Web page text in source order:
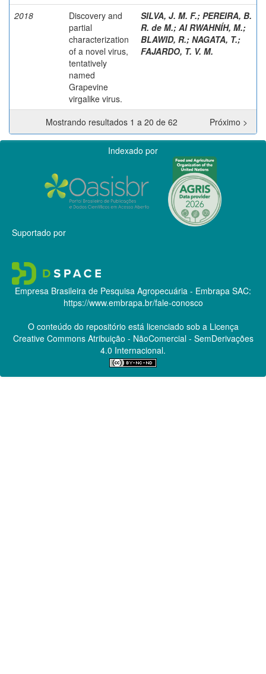
2018
Discovery and
partial
characterization
of a novel virus,
tentatively
named
Grapevine
virgalike virus.
SILVA, J. M. F.; PEREIRA, B.
R. de M.; AI RWAHNÍH, M.;
BLAWID, R.; NAGATA, T.;
FAJARDO, T. V. M.
Mostrando resultados 1 a 20 de 62 Próximo >
Indexado por
Suportado por
Empresa Brasileira de Pesquisa Agropecuária - Embrapa SAC:
https://www.embrapa.br/fale-conosco
O conteúdo do repositório está licenciado sob a Licença
Creative CommonsAtribuição - NãoComercial - SemDerivações
4.0 Internacional.